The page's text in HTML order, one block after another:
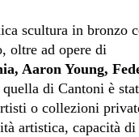
scultura in bronzo
oltre ad opere di
Aaron Young,
di Cantoni è
o collezioni
artistica, capacità